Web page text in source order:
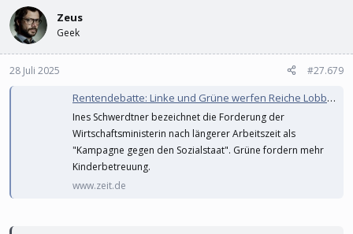
Zeus
Geek
28 Juli 2025 #27.679
Rentendebatte: Linke und Grüne werfen Reiche Lobbyismus und Untätigkeit vor
Ines Schwerdtner bezeichnet die Forderung der
Wirtschaftsministerin nach längerer Arbeitszeit als
"Kampagne gegen den Sozialstaat". Grüne fordern mehr
Kinderbetreuung.
www.zeit.de